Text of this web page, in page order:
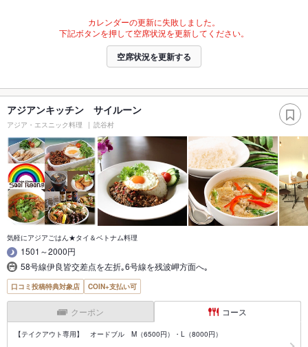
カレンダーの更新に失敗しました。
下記ボタンを押して空席状況を更新してください。
空席状況を更新する
アジアンキッチン サイルーン
アジア・エスニック料理 読谷村
気軽にアジアごはん★タイ＆ベトナム料理
1501～2000円
58号線伊良皆交差点を左折｡6号線を残波岬方面へ｡
口コミ投稿特典対象店 COIN+支払い可
クーポン コース
【テイクアウト専用】 オードブル M（6500円）・L（8000円）